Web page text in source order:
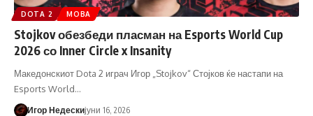
DOTA 2 MOBA
Stojkov обезбеди пласман на Esports World Cup
2026 со Inner Circle x Insanity
Македонскиот Dota 2 играч Игор „Stojkov“ Стојков ќе настапи на
Esports World…
Игор Недескијуни 16, 2026